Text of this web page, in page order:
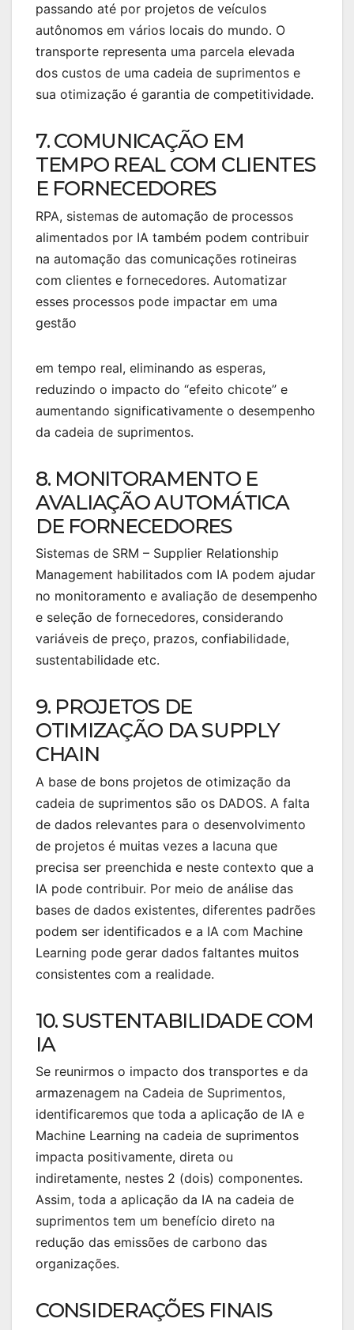
passando até por projetos de veículos
autônomos em vários locais do mundo. O
transporte representa uma parcela elevada
dos custos de uma cadeia de suprimentos e
sua otimização é garantia de competitividade.
7. COMUNICAÇÃO EM
TEMPO REAL COM CLIENTES
E FORNECEDORES
RPA, sistemas de automação de processos
alimentados por IA também podem contribuir
na automação das comunicações rotineiras
com clientes e fornecedores. Automatizar
esses processos pode impactar em uma
gestão
em tempo real, eliminando as esperas,
reduzindo o impacto do “efeito chicote” e
aumentando significativamente o desempenho
da cadeia de suprimentos.
8. MONITORAMENTO E
AVALIAÇÃO AUTOMÁTICA
DE FORNECEDORES
Sistemas de SRM – Supplier Relationship
Management habilitados com IA podem ajudar
no monitoramento e avaliação de desempenho
e seleção de fornecedores, considerando
variáveis de preço, prazos, confiabilidade,
sustentabilidade etc.
9. PROJETOS DE
OTIMIZAÇÃO DA SUPPLY
CHAIN
A base de bons projetos de otimização da
cadeia de suprimentos são os DADOS. A falta
de dados relevantes para o desenvolvimento
de projetos é muitas vezes a lacuna que
precisa ser preenchida e neste contexto que a
IA pode contribuir. Por meio de análise das
bases de dados existentes, diferentes padrões
podem ser identificados e a IA com Machine
Learning pode gerar dados faltantes muitos
consistentes com a realidade.
10. SUSTENTABILIDADE COM
IA
Se reunirmos o impacto dos transportes e da
armazenagem na Cadeia de Suprimentos,
identificaremos que toda a aplicação de IA e
Machine Learning na cadeia de suprimentos
impacta positivamente, direta ou
indiretamente, nestes 2 (dois) componentes.
Assim, toda a aplicação da IA na cadeia de
suprimentos tem um benefício direto na
redução das emissões de carbono das
organizações.
CONSIDERAÇÕES FINAIS